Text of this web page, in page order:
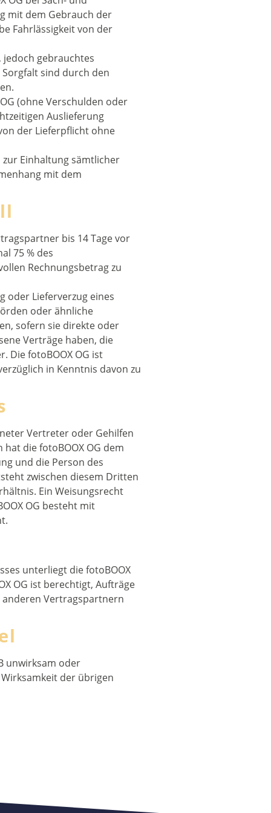
mit dem Gebrauch der
Fahrlässigkeit von der
jedoch gebrauchtes
sind durch den
(ohne Verschulden oder
Auslieferung
der Lieferpflicht ohne
Einhaltung sämtlicher
mit dem
bis 14 Tage vor
75 % des
Rechnungsbetrag zu
oder Lieferverzug eines
oder ähnliche
sofern sie direkte oder
Verträge haben, die
Die fotoBOOX OG ist
in Kenntnis davon zu
Vertreter oder Gehilfen
die fotoBOOX OG dem
und die Person des
zwischen diesem Dritten
OG besteht mit
unterliegt die fotoBOOX
OG ist berechtigt, Aufträge
Vertragspartnern
unwirksam oder
der übrigen